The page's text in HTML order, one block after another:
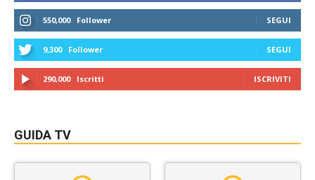
550,000 Follower SEGUI
9,300 Follower SEGUI
290,000 Iscritti ISCRIVITI
GUIDA TV